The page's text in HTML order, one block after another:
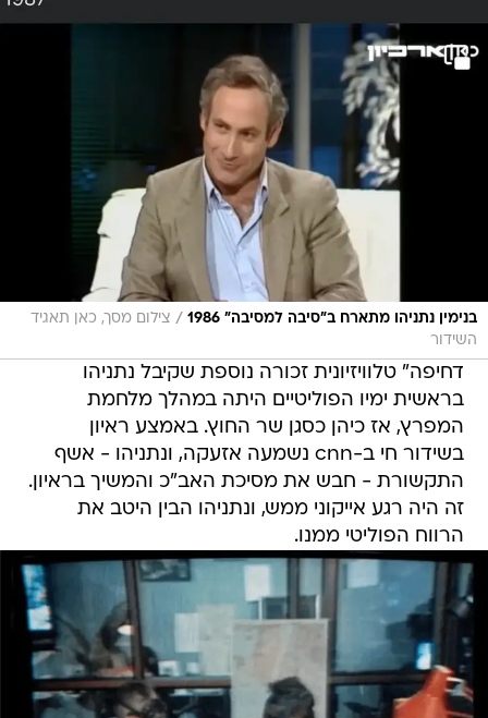
בנימין נתניהו מתארח ב"סיבה למסיבה" 1986 / צילום מסך, כאן תאגיד
השידור
דחיפה" טלוויזיונית זכורה נוספת שקיבל נתניהו
בראשית ימיו הפוליטיים היתה במהלך מלחמת
המפרץ, אז כיהן כסגן שר החוץ. באמצע ראיון
בשידור חי ב-cnn נשמעה אזעקה, ונתניהו - אשף
התקשורת - חבש את מסיכת האב"כ והמשיך בראיון.
זה היה רגע אייקוני ממש, ונתניהו הבין היטב את
הרווח הפוליטי ממנו.